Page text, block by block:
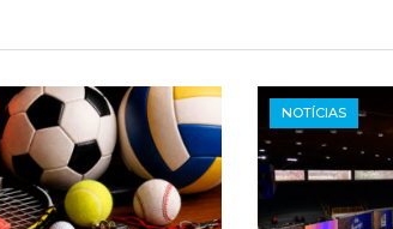
NOTÍCIAS